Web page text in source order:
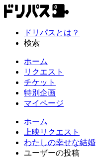
ドリパスとは？
検索
ホーム
リクエスト
チケット
特別企画
マイページ
ホーム
上映リクエスト
わたしの幸せな結婚
ユーザーの投稿